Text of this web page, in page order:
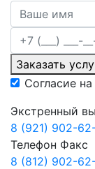
Заказать
Согласие
Экстренный
8 (921) 902-
Телефон Факс
8 (812) 902-